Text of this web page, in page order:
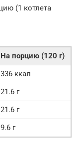
(1 котлета
На порцию (120 г)
336 ккал
21.6 г
21.6 г
9.6 г